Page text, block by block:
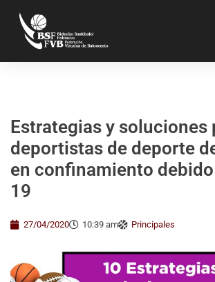
Estrategias y soluciones
deportistas de deporte
en confinamiento debido
19
27/04/2020 10:39 am Principales